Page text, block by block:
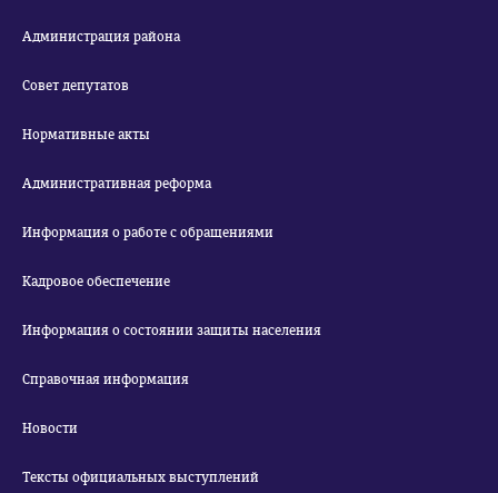
Администрация района
Совет депутатов
Нормативные акты
Административная реформа
Информация о работе с обращениями
Кадровое обеспечение
Информация о состоянии защиты населения
Справочная информация
Новости
Тексты официальных выступлений